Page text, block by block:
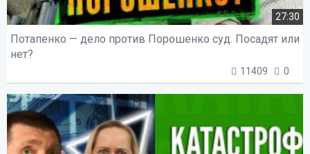
27:30
Потапенко — дело против Порошенко суд. Посадят или
нет?
11409 0